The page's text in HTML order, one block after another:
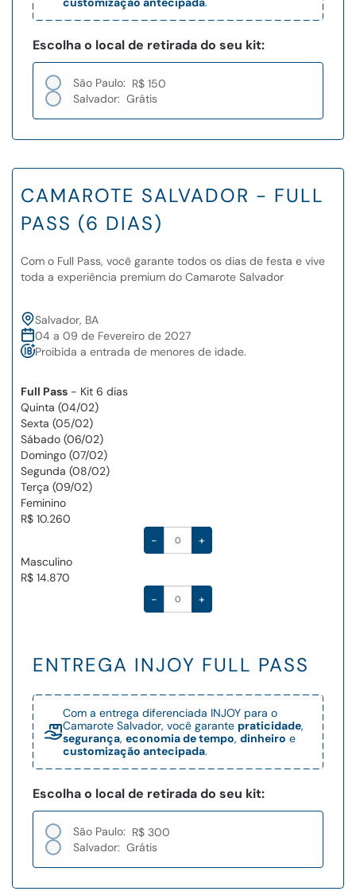
Escolha o local de retirada do seu kit:
São Paulo: R$ 150
Salvador: Grátis
CAMAROTE SALVADOR - FULL
PASS (6 DIAS)
Com o Full Pass, você garante todos os dias de festa e vive
toda a experiência premium do Camarote Salvador
Salvador, BA
04 a 09 de Fevereiro de 2027
Proibida a entrada de menores de idade.
Full Pass - Kit 6 dias
Quinta (04/02)
Sexta (05/02)
Sábado (06/02)
Domingo (07/02)
Segunda (08/02)
Terça (09/02)
Feminino
R$ 10.260
-
+
Masculino
R$ 14.870
-
+
ENTREGA INJOY FULL PASS
Com a entrega diferenciada INJOY para o
Camarote Salvador, você garante praticidade,
segurança, economia de tempo, dinheiro e
customização antecipada.
Escolha o local de retirada do seu kit:
São Paulo: R$ 300
Salvador: Grátis